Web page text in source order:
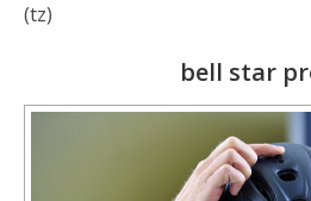
(tz)
bell star